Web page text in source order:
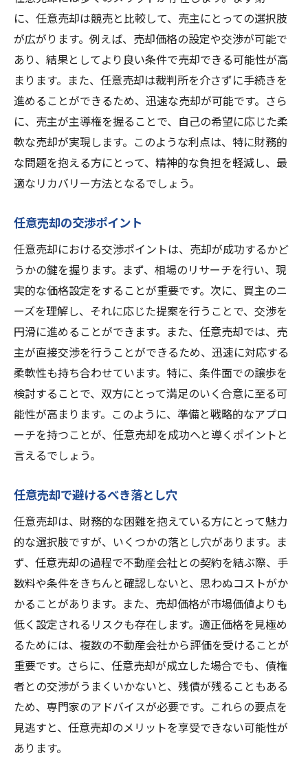
に、任意売却は競売と比較して、売主にとっての選択肢
が広がります。例えば、売却価格の設定や交渉が可能で
あり、結果としてより良い条件で売却できる可能性が高
まります。また、任意売却は裁判所を介さずに手続きを
進めることができるため、迅速な売却が可能です。さら
に、売主が主導権を握ることで、自己の希望に応じた柔
軟な売却が実現します。このような利点は、特に財務的
な問題を抱える方にとって、精神的な負担を軽減し、最
適なリカバリー方法となるでしょう。
任意売却の交渉ポイント
任意売却における交渉ポイントは、売却が成功するかど
うかの鍵を握ります。まず、相場のリサーチを行い、現
実的な価格設定をすることが重要です。次に、買主のニ
ーズを理解し、それに応じた提案を行うことで、交渉を
円滑に進めることができます。また、任意売却では、売
主が直接交渉を行うことができるため、迅速に対応する
柔軟性も持ち合わせています。特に、条件面での譲歩を
検討することで、双方にとって満足のいく合意に至る可
能性が高まります。このように、準備と戦略的なアプロ
ーチを持つことが、任意売却を成功へと導くポイントと
言えるでしょう。
任意売却で避けるべき落とし穴
任意売却は、財務的な困難を抱えている方にとって魅力
的な選択肢ですが、いくつかの落とし穴があります。ま
ず、任意売却の過程で不動産会社との契約を結ぶ際、手
数料や条件をきちんと確認しないと、思わぬコストがか
かることがあります。また、売却価格が市場価値よりも
低く設定されるリスクも存在します。適正価格を見極め
るためには、複数の不動産会社から評価を受けることが
重要です。さらに、任意売却が成立した場合でも、債権
者との交渉がうまくいかないと、残債が残ることもある
ため、専門家のアドバイスが必要です。これらの要点を
見逃すと、任意売却のメリットを享受できない可能性が
あります。